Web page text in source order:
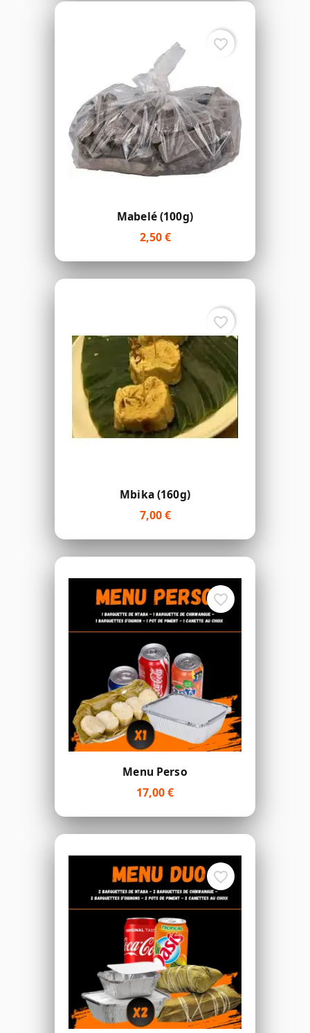
Mabelé (100g)
2,50 €
favorite_border
Mbika (160g)
7,00 €
favorite_border
Menu Perso
17,00 €
favorite_border
favorite_border